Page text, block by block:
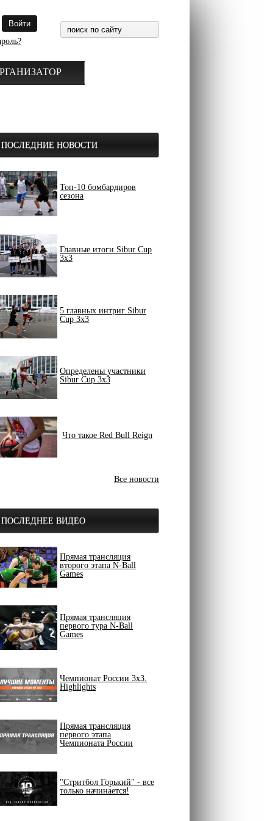
ПОСЛЕДНИЕ НОВОСТИ
Топ-10 бомбардиров
сезона
Главные итоги Sibur Cup
3x3
5 главных интриг Sibur
Cup 3x3
Определены участники
Sibur Cup 3x3
Что такое Red Bull Reign
Все новости
ПОСЛЕДНЕЕ ВИДЕО
Прямая трансляция
второго этапа N-Ball
Games
Прямая трансляция
первого тура N-Ball
Games
Чемпионат России 3х3.
Highlights
Прямая трансляция
первого этапа
Чемпионата России
"Стритбол Горький" - все
только начинается!